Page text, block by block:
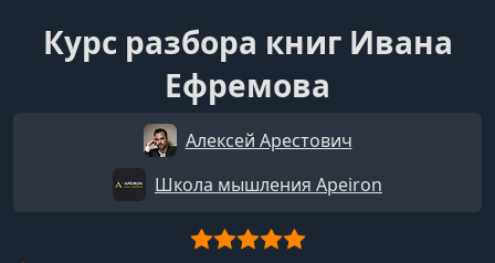
Курс разбора книг Ивана
Ефремова
Алексей Арестович
Школа мышления Apeiron